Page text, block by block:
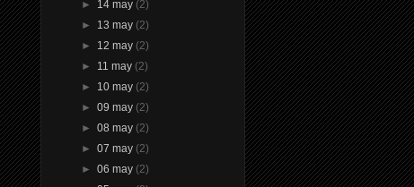
► 14 may (2)
► 13 may (2)
► 12 may (2)
► 11 may (2)
► 10 may (2)
► 09 may (2)
► 08 may (2)
► 07 may (2)
► 06 may (2)